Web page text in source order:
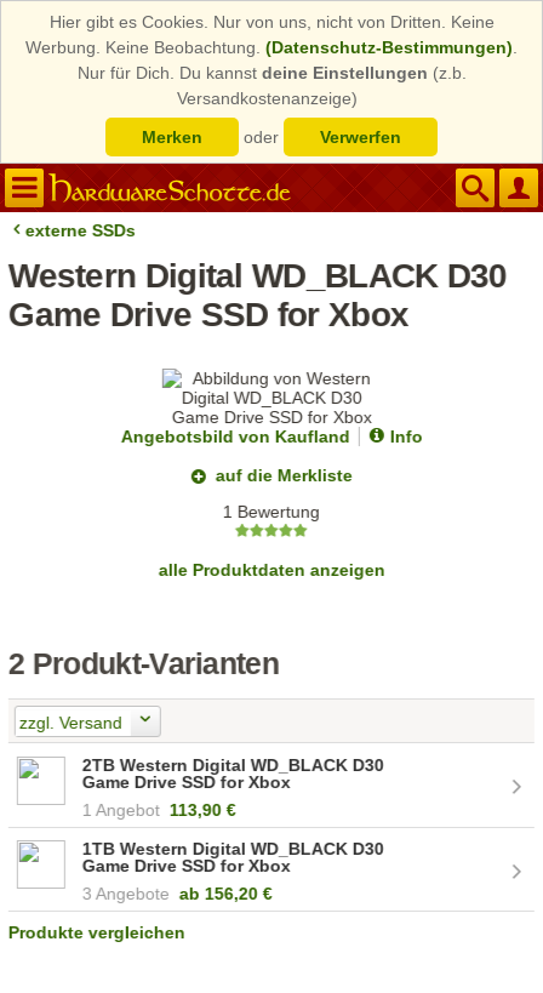
Hier gibt es Cookies. Nur von uns, nicht von Dritten. Keine
Werbung. Keine Beobachtung. (Datenschutz-Bestimmungen)
Nur für Dich. Du kannst deine Einstellungen (z.b.
Versandkostenanzeige)
Merken
oder Verwerfen
externe SSDs
Western Digital WD_BLACK D30
Game Drive SSD for Xbox
Angebotsbild von Kaufland
Info
auf die Merkliste
1 Bewertung
alle Produktdaten anzeigen
2 Produkt-Varianten
zzgl. Versand
2TB Western Digital WD_BLACK D30
Game Drive SSD for Xbox
1 Angebot 113,90 €
1TB Western Digital WD_BLACK D30
Game Drive SSD for Xbox
(WDBAMF0010BBW-WESN)
3 Angebote ab 156,20 €
Produkte vergleichen